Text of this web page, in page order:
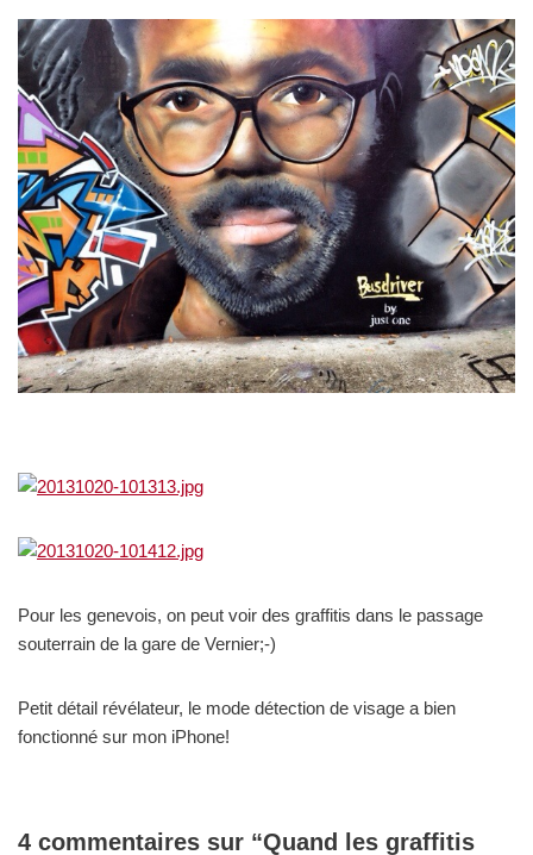
Pour les genevois, on peut voir des graffitis dans le passage
souterrain de la gare de Vernier;-)
Petit détail révélateur, le mode détection de visage a bien
fonctionné sur mon iPhone!
4 commentaires sur “Quand les graffitis